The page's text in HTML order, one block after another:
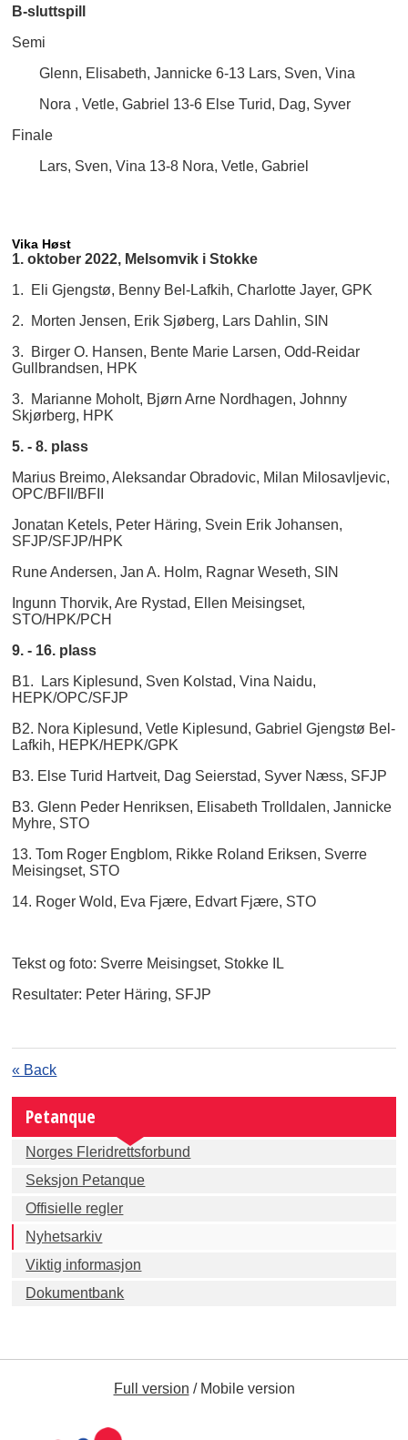
B-sluttspill
Semi
Glenn, Elisabeth, Jannicke 6-13 Lars, Sven, Vina
Nora , Vetle, Gabriel 13-6 Else Turid, Dag, Syver
Finale
Lars, Sven, Vina 13-8 Nora, Vetle, Gabriel
Vika Høst
1. oktober 2022, Melsomvik i Stokke
1. Eli Gjengstø, Benny Bel-Lafkih, Charlotte Jayer, GPK
2. Morten Jensen, Erik Sjøberg, Lars Dahlin, SIN
3. Birger O. Hansen, Bente Marie Larsen, Odd-Reidar
Gullbrandsen, HPK
3. Marianne Moholt, Bjørn Arne Nordhagen, Johnny
Skjørberg, HPK
5. - 8. plass
Marius Breimo, Aleksandar Obradovic, Milan Milosavljevic,
OPC/BFII/BFII
Jonatan Ketels, Peter Häring, Svein Erik Johansen,
SFJP/SFJP/HPK
Rune Andersen, Jan A. Holm, Ragnar Weseth, SIN
Ingunn Thorvik, Are Rystad, Ellen Meisingset,
STO/HPK/PCH
9. - 16. plass
B1. Lars Kiplesund, Sven Kolstad, Vina Naidu,
HEPK/OPC/SFJP
B2. Nora Kiplesund, Vetle Kiplesund, Gabriel Gjengstø Bel-
Lafkih, HEPK/HEPK/GPK
B3. Else Turid Hartveit, Dag Seierstad, Syver Næss, SFJP
B3. Glenn Peder Henriksen, Elisabeth Trolldalen, Jannicke
Myhre, STO
13. Tom Roger Engblom, Rikke Roland Eriksen, Sverre
Meisingset, STO
14. Roger Wold, Eva Fjære, Edvart Fjære, STO
Tekst og foto: Sverre Meisingset, Stokke IL
Resultater: Peter Häring, SFJP
« Back
Petanque
Norges Fleridrettsforbund
Seksjon Petanque
Offisielle regler
Nyhetsarkiv
Viktig informasjon
Dokumentbank
Full version /Mobile version